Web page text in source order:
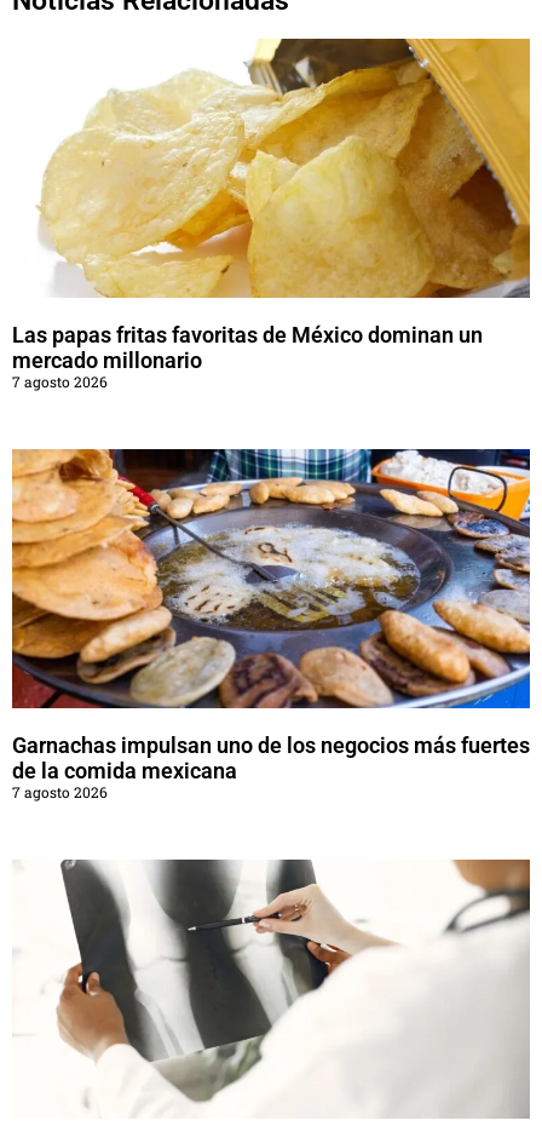
Las papas fritas favoritas de México dominan un
mercado millonario
7 agosto 2026
Garnachas impulsan uno de los negocios más fuertes
de la comida mexicana
7 agosto 2026